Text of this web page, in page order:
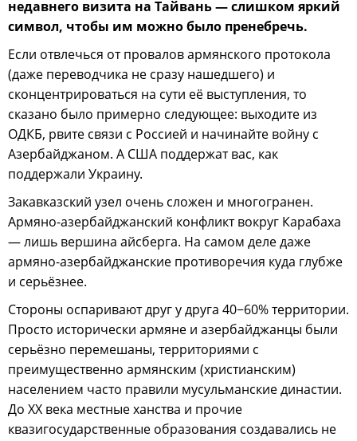
недавнего визита на Тайвань — слишком яркий
символ, чтобы им можно было пренебречь.
Если отвлечься от провалов армянского протокола
(даже переводчика не сразу нашедшего) и
сконцентрироваться на сути её выступления, то
сказано было примерно следующее: выходите из
ОДКБ, рвите связи с Россией и начинайте войну с
Азербайджаном. А США поддержат вас, как
поддержали Украину.
Закавказский узел очень сложен и многогранен.
Армяно-азербайджанский конфликт вокруг Карабаха
— лишь вершина айсберга. На самом деле даже
армяно-азербайджанские противоречия куда глубже
и серьёзнее.
Стороны оспаривают друг у друга 40−60% территории.
Просто исторически армяне и азербайджанцы были
серьёзно перемешаны, территориями с
преимущественно армянским (христианским)
населением часто правили мусульманские династии.
До ХХ века местные ханства и прочие
квазигосударственные образования создавались не